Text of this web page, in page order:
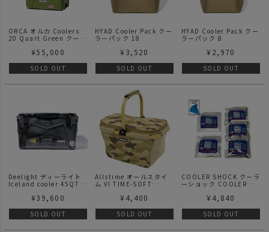
ORCA オルカ Coolers
20 Quart Green クーラ
¥55,000
SOLD OUT
HYAD Cooler Pack クー
ラーパック 18
¥ 3,520
SOLD OUT
HYAD Cooler Pack クー
ラーパック 8
¥ 2,970
SOLD OUT
Deelight ディーライト
Iceland cooler 45QT-
¥39,600
SOLD OUT
Allstime オールスタイ
ム VI TIME-SOFT
ボックス ソフトクーラー
¥ 4,400
SOLD OUT
COOLER SHOCK クーラ
ーショック COOLER
¥ 4,840
SOLD OUT